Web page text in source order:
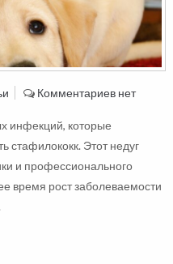
Комментариев нет
инфекций, которые
стафилококк. Этот недуг
и профессионального
время рост заболеваемости